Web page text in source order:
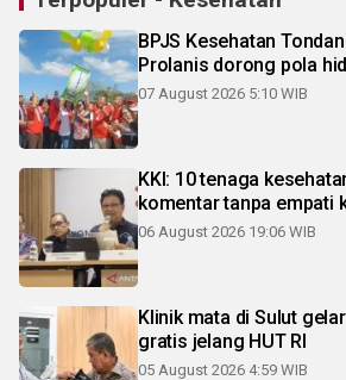
BPJS Kesehatan
Prolanis dorong pola
07 August 2026 5:10 WIB
KKI: 10 tenaga
komentar tanpa empati
06 August 2026 19:06 WIB
Klinik mata di Sulut
gratis jelang HUT RI
05 August 2026 4:59 WIB